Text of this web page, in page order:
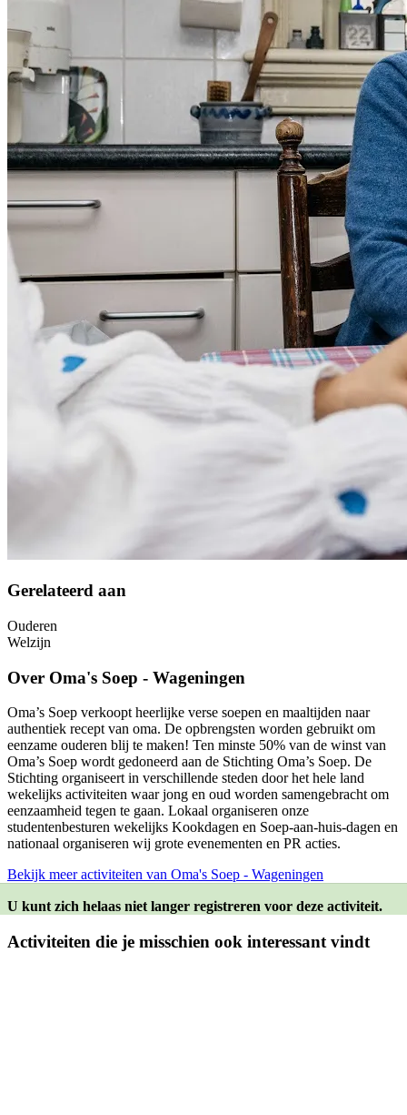
Gerelateerd aan
Ouderen
Welzijn
Over Oma's Soep - Wageningen
Oma’s Soep verkoopt heerlijke verse soepen en maaltijden naar
authentiek recept van oma. De opbrengsten worden gebruikt om
eenzame ouderen blij te maken! Ten minste 50% van de winst van
Oma’s Soep wordt gedoneerd aan de Stichting Oma’s Soep. De
Stichting organiseert in verschillende steden door het hele land
wekelijks activiteiten waar jong en oud worden samengebracht om
eenzaamheid tegen te gaan. Lokaal organiseren onze
studentenbesturen wekelijks Kookdagen en Soep-aan-huis-dagen en
nationaal organiseren wij grote evenementen en PR acties.
Bekijk meer activiteiten van Oma's Soep - Wageningen
U kunt zich helaas niet langer registreren voor deze activiteit.
Activiteiten die je misschien ook interessant vindt